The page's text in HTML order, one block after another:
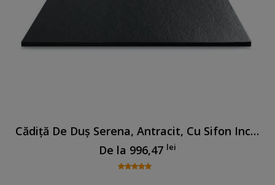
Cădiță De Duș Serena, Antracit, Cu Sifon Inclus
De la 996,47 lei